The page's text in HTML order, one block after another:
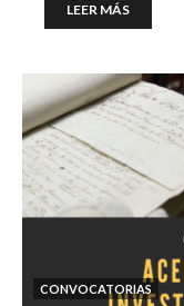
LEER MÁS
CONVOCATORIAS